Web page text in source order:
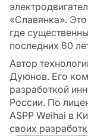
«Славянка».
где
последних 60
Автор
Дуюнов. Его
разработкой
России. По
ASPP Weihai в
своих